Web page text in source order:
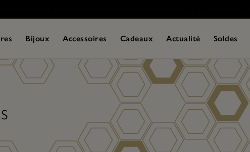
Bijoux Accessoires Cadeaux Actualité Soldes